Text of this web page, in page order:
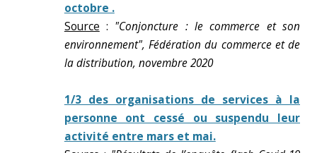
octobre .
Source : "Conjoncture : le commerce et son
environnement", Fédération du commerce et de
la distribution, novembre 2020
1/3 des organisations de services à la
personne ont cessé ou suspendu leur
activité entre mars et mai.